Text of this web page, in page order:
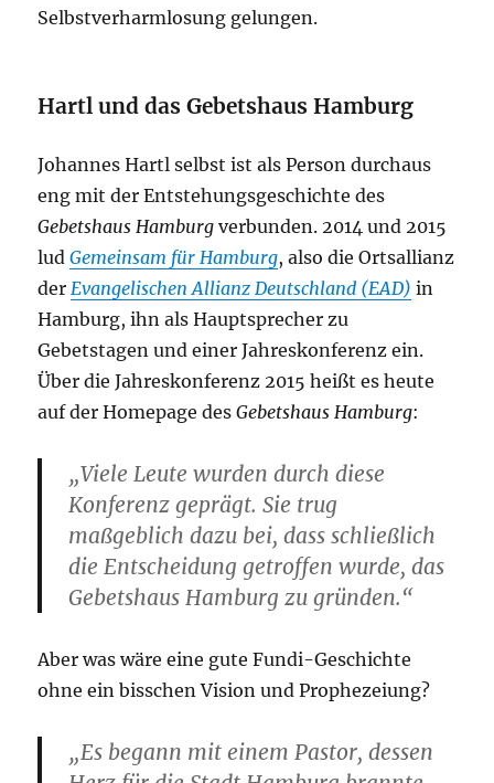
Selbstverharmlosung gelungen.
Hartl und das Gebetshaus Hamburg
Johannes Hartl selbst ist als Person durchaus
eng mit der Entstehungsgeschichte des
Gebetshaus Hamburg verbunden. 2014 und 2015
ludGemeinsam für Hamburg, also die Ortsallianz
derEvangelischen Allianz Deutschland (EAD) in
Hamburg, ihn als Hauptsprecher zu
Gebetstagen und einer Jahreskonferenz ein.
Über die Jahreskonferenz 2015 heißt es heute
auf der Homepage desGebetshaus Hamburg:
„Viele Leute wurden durch diese
Konferenz geprägt. Sie trug
maßgeblich dazu bei, dass schließlich
die Entscheidung getroffen wurde, das
Gebetshaus Hamburg zu gründen.“
Aber was wäre eine gute Fundi-Geschichte
ohne ein bisschen Vision und Prophezeiung?
„Es begann mit einem Pastor, dessen